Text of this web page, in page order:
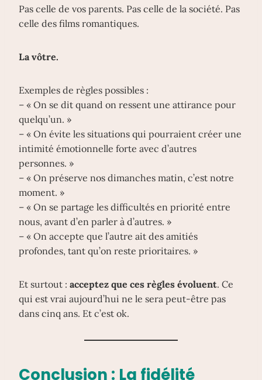
Pas celle de vos parents. Pas celle de la société. Pas
celle des films romantiques.
La vôtre.
Exemples de règles possibles :
– « On se dit quand on ressent une attirance pour
quelqu’un. »
– « On évite les situations qui pourraient créer une
intimité émotionnelle forte avec d’autres
personnes. »
– « On préserve nos dimanches matin, c’est notre
moment. »
– « On se partage les difficultés en priorité entre
nous, avant d’en parler à d’autres. »
– « On accepte que l’autre ait des amitiés
profondes, tant qu’on reste prioritaires. »
Et surtout : acceptez que ces règles évoluent. Ce
qui est vrai aujourd’hui ne le sera peut-être pas
dans cinq ans. Et c’est ok.
Conclusion : La fidélité